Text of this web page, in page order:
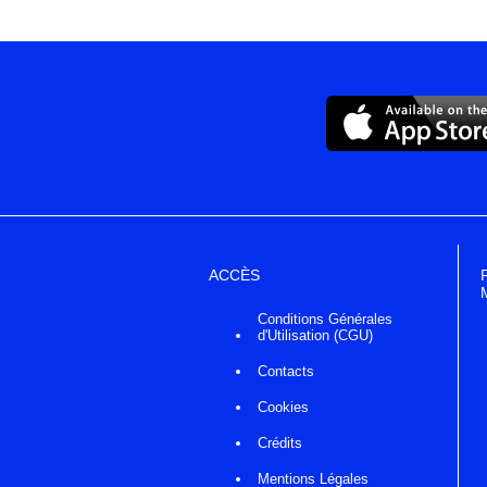
ACCÈS
Conditions Générales
d'Utilisation (CGU)
Contacts
Cookies
Crédits
Mentions Légales